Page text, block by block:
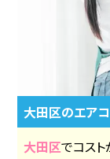
大田区のエア
大田区でコス